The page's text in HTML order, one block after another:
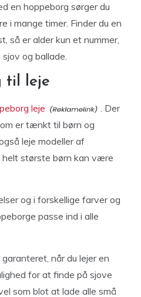
en hoppeborg sørger du
i mange timer. Finder du en
så er alder kun et nummer,
og ballade.
til leje
leje
. Der
er tænkt til børn og
leje modeller af
helt største børn kan være
og i forskellige farver og
passe ind i alle
når du lejer en
for at finde på sjove
som blot at lade alle små